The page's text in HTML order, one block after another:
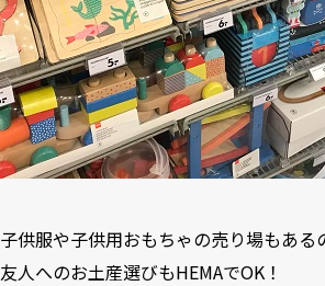
子供服や子供用おもちゃの売り場もある
友人へのお土産選びもHEMAでOK！